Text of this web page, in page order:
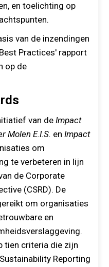
en toelichting op
van de inzendingen
Practices' rapport
op de
van de Impact
Molen E.I.S. en Impact
om
te verbeteren in lijn
de Corporate
(CSRD). De
om organisaties
en
tien criteria die zijn
Reporting